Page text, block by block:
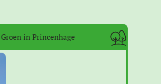
Groen in Princenhage